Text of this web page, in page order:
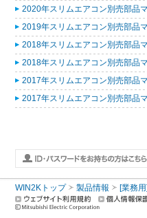
2020年スリムエアコン別売部品
2019年スリムエアコン別売部品
2018年スリムエアコン別売部品
2018年スリムエアコン別売部品
2017年スリムエアコン別売部品
2017年スリムエアコン別売部品
WIN2Kトップ 製品情報 [業務